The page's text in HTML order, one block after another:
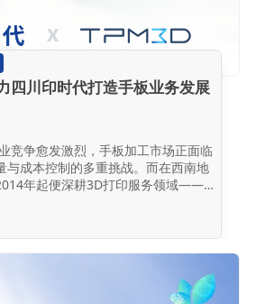
四川印时代打造手板业务发展
竞争愈发激烈，手板加工市场正面临
与成本控制的多重挑战。而在西南地
年起便深耕3D打印服务领域——
材制造有限公司。 作为西南地区最早
的企业之一，印时代始终致力于为企
效的三维打印综合解决方案，并积极
、新趋势。如今，印时代已发展成为
打印服务、CNC精加工、小批量复模
技术企业，服务覆盖汽车、航空、电